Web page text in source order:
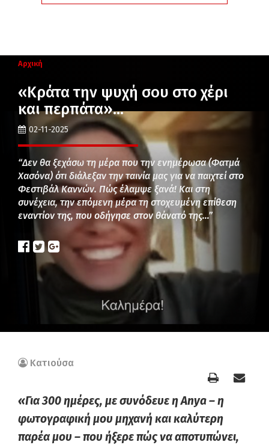
Αρχική
«Κράτα την ψυχή σου στο χέρι
και περπάτα»…
02-11-2025
“Δεν θα ξεχάσω τη μέρα που την ενημέρωσα (Φατμά
Χασόνα) ότι διάλεξαν την ταινία μας για να παιχτεί στο
Φεστιβάλ Καννών. Πώς έλαμψε ξανά! Και στη
συνέχεια, την επόμενη μέρα τη στοχευμένη επίθεση
εναντίον της, που οδήγησε στον θάνατό της…”
Κατιούσα
«Για 300 ημέρες, με συνόδευε η Anya – η
φωτογραφική μου μηχανή και καλύτερη
παρέα μου – που ήξερε πώς να αποτυπώνει,